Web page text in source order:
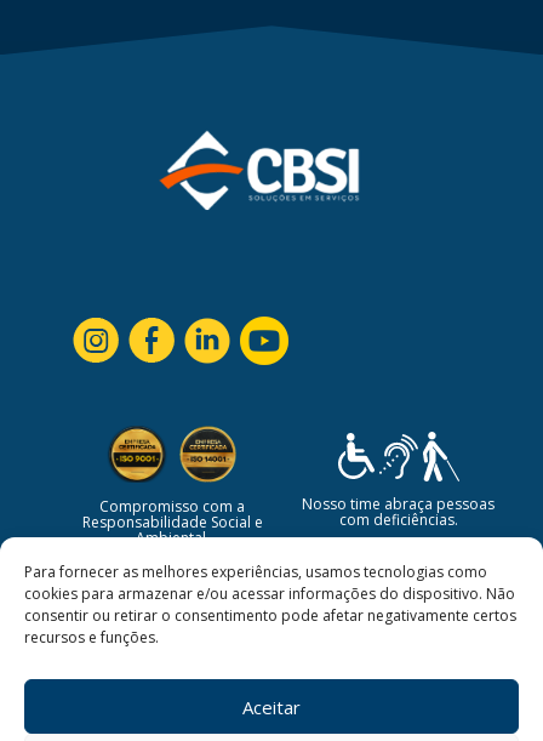
Para fornecer as melhores experiências, usamos tecnologias como
cookies para armazenar e/ou acessar informações do dispositivo. Não
consentir ou retirar o consentimento pode afetar negativamente certos
recursos e funções.
Aceitar
Compromisso com a
Responsabilidade Social e
Ambiental.
Nosso time abraça pessoas
com deficiências.